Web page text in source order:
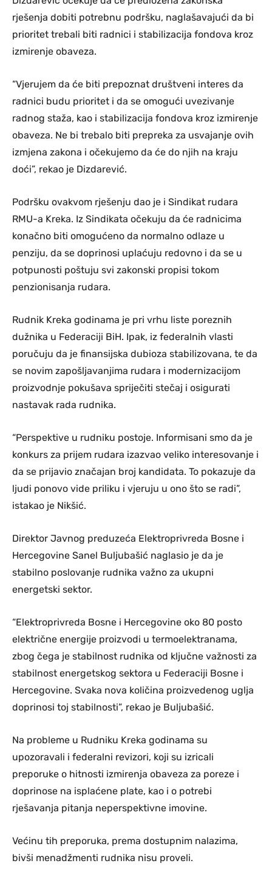
rješenja dobiti potrebnu podršku, naglašavajući da bi
prioritet trebali biti radnici i stabilizacija fondova kroz
izmirenje obaveza.
“Vjerujem da će biti prepoznat društveni interes da
radnici budu prioritet i da se omogući uvezivanje
radnog staža, kao i stabilizacija fondova kroz izmirenje
obaveza. Ne bi trebalo biti prepreka za usvajanje ovih
izmjena zakona i očekujemo da će do njih na kraju
doći”, rekao je Dizdarević.
Podršku ovakvom rješenju dao je i Sindikat rudara
RMU-a Kreka. Iz Sindikata očekuju da će radnicima
konačno biti omogućeno da normalno odlaze u
penziju, da se doprinosi uplaćuju redovno i da se u
potpunosti poštuju svi zakonski propisi tokom
penzionisanja rudara.
Rudnik Kreka godinama je pri vrhu liste poreznih
dužnika u Federaciji BiH. Ipak, iz federalnih vlasti
poručuju da je finansijska dubioza stabilizovana, te da
se novim zapošljavanjima rudara i modernizacijom
proizvodnje pokušava spriječiti stečaj i osigurati
nastavak rada rudnika.
“Perspektive u rudniku postoje. Informisani smo da je
konkurs za prijem rudara izazvao veliko interesovanje i
da se prijavio značajan broj kandidata. To pokazuje da
ljudi ponovo vide priliku i vjeruju u ono što se radi”,
istakao je Nikšić.
Direktor Javnog preduzeća Elektroprivreda Bosne i
Hercegovine Sanel Buljubašić naglasio je da je
stabilno poslovanje rudnika važno za ukupni
energetski sektor.
“Elektroprivreda Bosne i Hercegovine oko 80 posto
električne energije proizvodi u termoelektranama,
zbog čega je stabilnost rudnika od ključne važnosti za
stabilnost energetskog sektora u Federaciji Bosne i
Hercegovine. Svaka nova količina proizvedenog uglja
doprinosi toj stabilnosti”, rekao je Buljubašić.
Na probleme u Rudniku Kreka godinama su
upozoravali i federalni revizori, koji su izricali
preporuke o hitnosti izmirenja obaveza za poreze i
doprinose na isplaćene plate, kao i o potrebi
rješavanja pitanja neperspektivne imovine.
Većinu tih preporuka, prema dostupnim nalazima,
bivši menadžmenti rudnika nisu proveli.